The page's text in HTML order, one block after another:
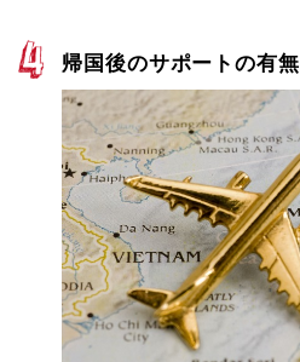
帰国後のサポートの有無